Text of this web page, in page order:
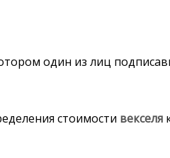
один из лиц
стоимости векселя